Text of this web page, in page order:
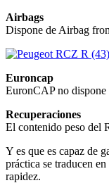
Airbags
Dispone de Airbag
Euroncap
EuronCAP no dispone
Recuperaciones
El contenido peso del
Y es que es capaz de
práctica se traducen
rapidez.